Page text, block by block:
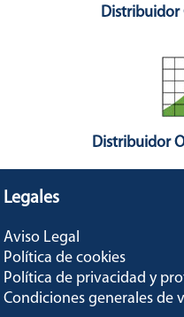
Distribuidor
Distribuidor
Legales
Aviso Legal
Política de cookies
Política de privacidad y
Condiciones generales de